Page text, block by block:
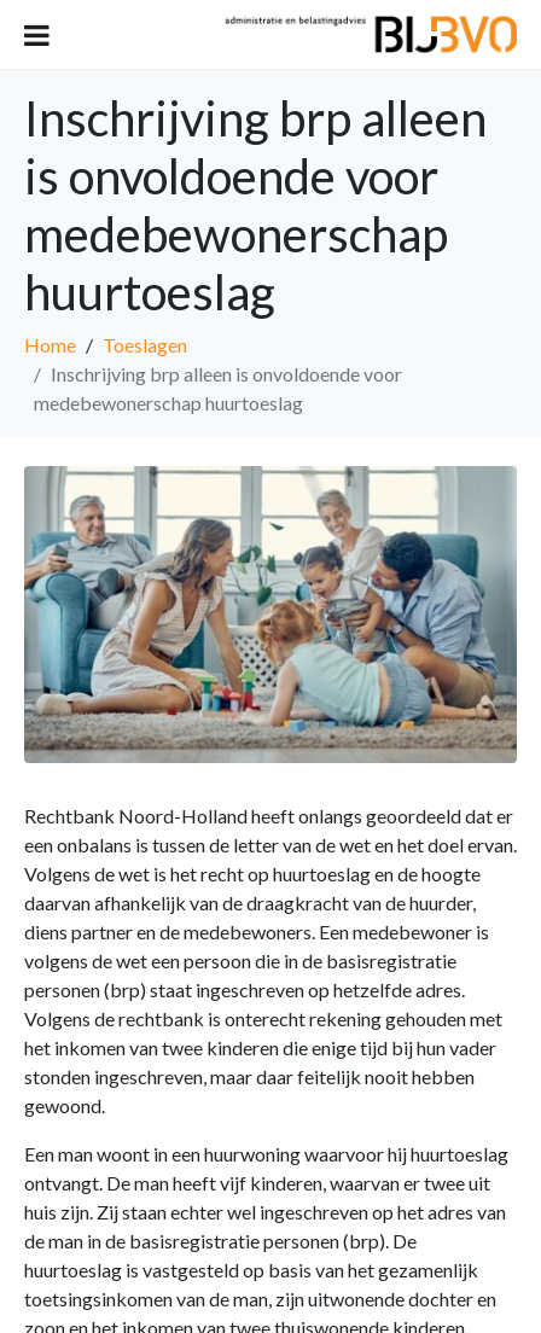
Inschrijving brp alleen
is onvoldoende voor
medebewonerschap
huurtoeslag
Home
Toeslagen
Inschrijving brp alleen is onvoldoende voor
medebewonerschap huurtoeslag
Rechtbank Noord-Holland heeft onlangs geoordeeld dat er
een onbalans is tussen de letter van de wet en het doel ervan.
Volgens de wet is het recht op huurtoeslag en de hoogte
daarvan afhankelijk van de draagkracht van de huurder,
diens partner en de medebewoners. Een medebewoner is
volgens de wet een persoon die in de basisregistratie
personen (brp) staat ingeschreven op hetzelfde adres.
Volgens de rechtbank is onterecht rekening gehouden met
het inkomen van twee kinderen die enige tijd bij hun vader
stonden ingeschreven, maar daar feitelijk nooit hebben
gewoond.
Een man woont in een huurwoning waarvoor hij huurtoeslag
ontvangt. De man heeft vijf kinderen, waarvan er twee uit
huis zijn. Zij staan echter wel ingeschreven op het adres van
de man in de basisregistratie personen (brp). De
huurtoeslag is vastgesteld op basis van het gezamenlijk
toetsingsinkomen van de man, zijn uitwonende dochter en
zoon en het inkomen van twee thuiswonende kinderen.